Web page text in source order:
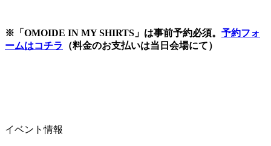
※「OMOIDE IN MY SHIRTS」は事前予約必須。 予約フォ
ームはコチラ
（料金のお支払いは当日会場にて）
イベント情報